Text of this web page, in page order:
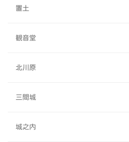
置土
観音堂
北川原
三間城
城之内